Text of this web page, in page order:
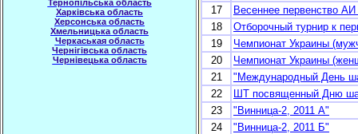
Тернопільська область
Харківська область
Херсонська область
Хмельницька область
Черкаськая область
Чернігівська область
Чернівецька область
17
Весеннее первенство
18
Отборочный турнир к
19
Чемпионат Украины
20
Чемпионат Украины
21
"Международный День
22
ШТ посвященный Дню
23
"Винница-2, 2011 А"
24
"Винница-2, 2011 Б"